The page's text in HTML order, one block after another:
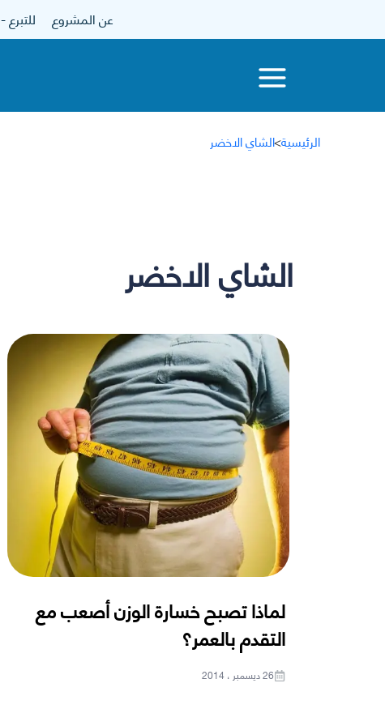
عن المشروع للتبرع - donate
الرئيسية>الشاي الاخضر
الشاي الاخضر
لماذا تصبح خسارة الوزن أصعب مع
التقدم بالعمر؟
26 ديسمبر ، 2014